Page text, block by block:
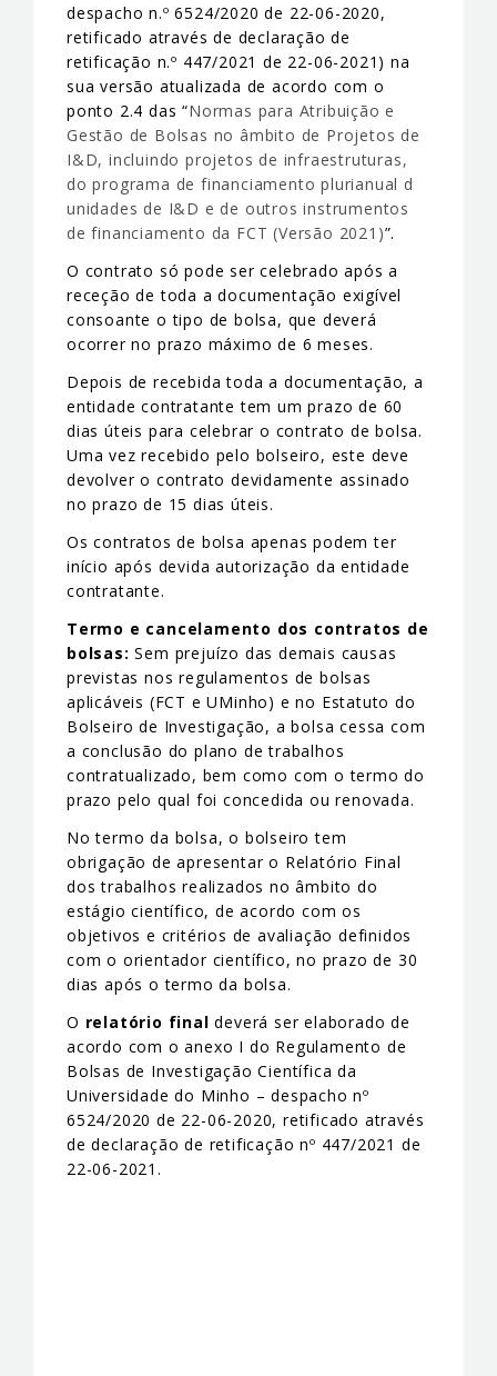
despacho n.º 6524/2020 de 22-06-2020,
retificado através de declaração de
retificação n.º 447/2021 de 22-06-2021) na
sua versão atualizada de acordo com o
ponto 2.4 das “Normas para Atribuição e
Gestão de Bolsas no âmbito de Projetos de
I&D, incluindo projetos de infraestruturas,
do programa de financiamento plurianual d
unidades de I&D e de outros instrumentos
de financiamento da FCT (Versão 2021)”.
O contrato só pode ser celebrado após a
receção de toda a documentação exigível
consoante o tipo de bolsa, que deverá
ocorrer no prazo máximo de 6 meses.
Depois de recebida toda a documentação, a
entidade contratante tem um prazo de 60
dias úteis para celebrar o contrato de bolsa.
Uma vez recebido pelo bolseiro, este deve
devolver o contrato devidamente assinado
no prazo de 15 dias úteis.
Os contratos de bolsa apenas podem ter
início após devida autorização da entidade
contratante.
Termo e cancelamento dos contratos de
bolsas:Sem prejuízo das demais causas
previstas nos regulamentos de bolsas
aplicáveis (FCT e UMinho) e no Estatuto do
Bolseiro de Investigação, a bolsa cessa com
a conclusão do plano de trabalhos
contratualizado, bem como com o termo do
prazo pelo qual foi concedida ou renovada.
No termo da bolsa, o bolseiro tem
obrigação de apresentar o Relatório Final
dos trabalhos realizados no âmbito do
estágio científico, de acordo com os
objetivos e critérios de avaliação definidos
com o orientador científico, no prazo de 30
dias após o termo da bolsa.
O relatório final deverá ser elaborado de
acordo com o anexo I do Regulamento de
Bolsas de Investigação Científica da
Universidade do Minho – despacho nº
6524/2020 de 22-06-2020, retificado através
de declaração de retificação nº 447/2021 de
22-06-2021.